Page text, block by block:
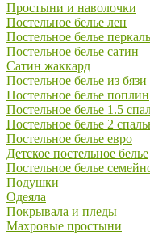
Простыни и наволочки
Постельное белье лен
Постельное белье перкаль
Постельное белье сатин
Сатин жаккард
Постельное белье из бязи
Постельное белье поплин
Постельное белье 1.5
Постельное белье 2
Постельное белье евро
Детское постельное белье
Постельное белье
Подушки
Одеяла
Покрывала и пледы
Махровые простыни